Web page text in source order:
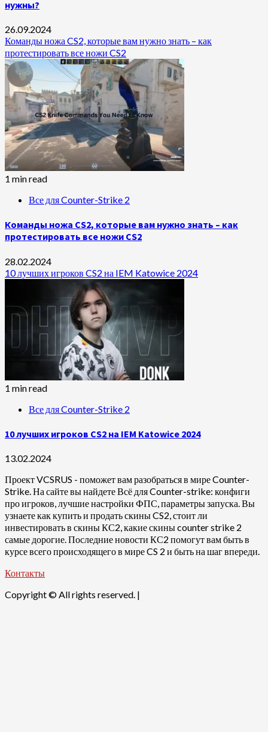
нужны?
26.09.2024
Команды ножа CS2, которые вам нужно знать – как
протестировать все ножи CS2
1 min read
Все для Counter-Strike 2
Команды ножа CS2, которые вам нужно знать – как
протестировать все ножи CS2
28.02.2024
10 лучших игроков CS2 на IEM Katowice 2024
1 min read
Все для Counter-Strike 2
10 лучших игроков CS2 на IEM Katowice 2024
13.02.2024
Проект VCSRUS - поможет вам разобраться в мире Counter-
Strike. На сайте вы найдете Всё для Counter-strike: конфиги
про игроков, лучшие настройки ФПС, параметры запуска. Вы
узнаете как купить и продать скины CS2, стоит ли
инвестировать в скины КС2, какие скины counter strike 2
самые дорогие. Последние новости КС2 помогут вам быть в
курсе всего происходящего в мире CS 2 и быть на шаг впереди.
Контакты
Copyright © All rights reserved. |